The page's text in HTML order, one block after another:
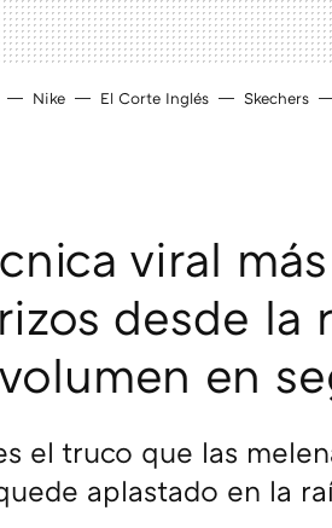
Nike El Corte Inglés Skechers
viral
desde la
en
el truco que las
aplastado en la